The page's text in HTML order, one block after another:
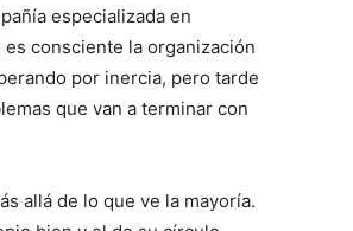
especializada en
consciente la organización
por inercia, pero tarde
que van a terminar con
allá de lo que ve la mayoría.